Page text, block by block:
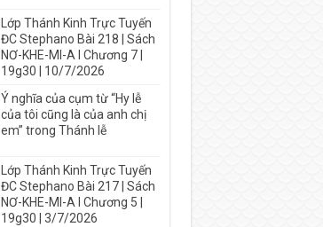
Lớp Thánh Kinh Trực Tuyến
ĐC Stephano Bài 218 | Sách
NƠ-KHE-MI-A I Chương 7 |
19g30 | 10/7/2026
Ý nghĩa của cụm từ “Hy lễ
của tôi cũng là của anh chị
em” trong Thánh lễ
Lớp Thánh Kinh Trực Tuyến
ĐC Stephano Bài 217 | Sách
NƠ-KHE-MI-A I Chương 5 |
19g30 | 3/7/2026